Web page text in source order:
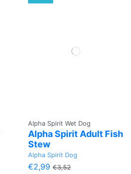
Alpha Spirit Wet Dog
Alpha Spirit Adult Fish
Stew
Alpha Spirit Dog
€2,99 €3,52